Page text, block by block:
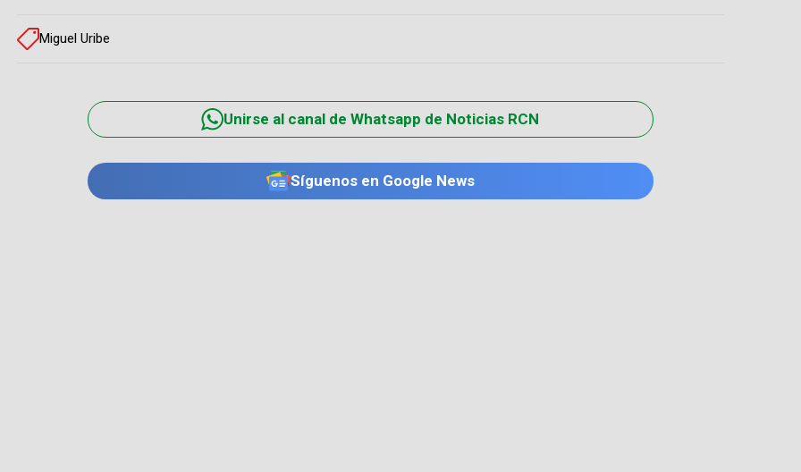
Miguel Uribe
Unirse al canal de Whatsapp de Noticias RCN
Síguenos en Google News